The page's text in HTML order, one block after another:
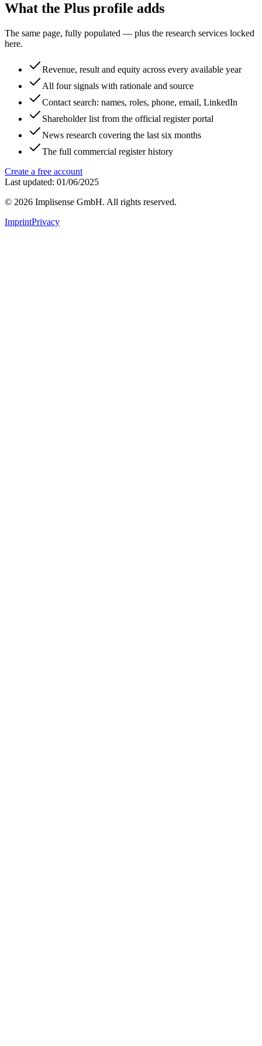
What the Plus profile adds
The same page, fully populated — plus the research services locked
here.
Revenue, result and equity across every available year
All four signals with rationale and source
Contact search: names, roles, phone, email, LinkedIn
Shareholder list from the official register portal
News research covering the last six months
The full commercial register history
Create a free account
Last updated: 01/06/2025
© 2026 Implisense GmbH. All rights reserved.
ImprintPrivacy